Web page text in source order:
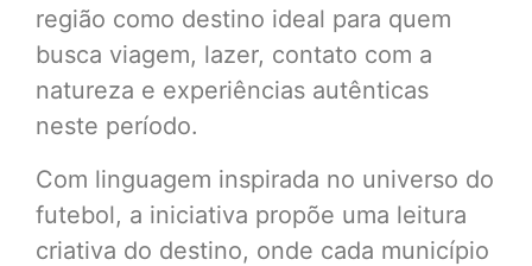
região como destino ideal para quem
busca viagem, lazer, contato com a
natureza e experiências autênticas
neste período.
Com linguagem inspirada no universo do
futebol, a iniciativa propõe uma leitura
criativa do destino, onde cada município